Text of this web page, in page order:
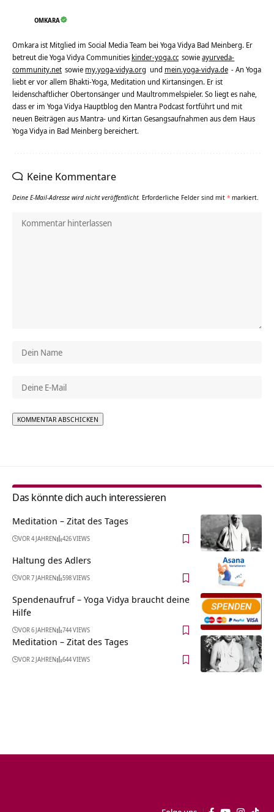
OMKARA
Omkara ist Mitglied im Social Media Team bei Yoga Vidya Bad Meinberg. Er
betreut die Yoga Vidya Communities kinder-yoga.cc sowieayurveda-
community.net sowie my.yoga-vidya.org und mein.yoga-vidya.de - An Yoga
liebt er vor allem Bhakti-Yoga, Meditation und Kirtansingen. Er ist
leidenschaftlicher Obertonsänger und Maultrommelspieler. So liegt es nahe,
dass er im Yoga Vidya Hauptblog den Mantra Podcast fortführt und mit
neuen Beiträgen aus Mantra- und Kirtan Gesangsaufnahmen aus dem Haus
Yoga Vidya in Bad Meinberg bereichert.
Keine Kommentare
Deine E-Mail-Adresse wird nicht veröffentlicht. Erforderliche Felder sind mit * markiert.
Das könnte dich auch interessieren
Meditation – Zitat des Tages
VOR 4 JAHREN 426 VIEWS
Haltung des Adlers
VOR 7 JAHREN 598 VIEWS
Spendenaufruf – Yoga Vidya braucht deine
Hilfe
VOR 6 JAHREN 744 VIEWS
Meditation – Zitat des Tages
VOR 2 JAHREN 644 VIEWS